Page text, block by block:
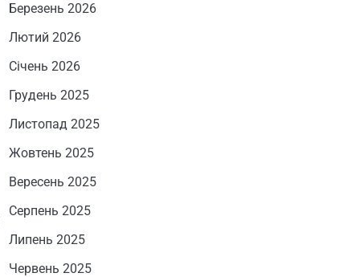
Березень 2026
Лютий 2026
Січень 2026
Грудень 2025
Листопад 2025
Жовтень 2025
Вересень 2025
Серпень 2025
Липень 2025
Червень 2025